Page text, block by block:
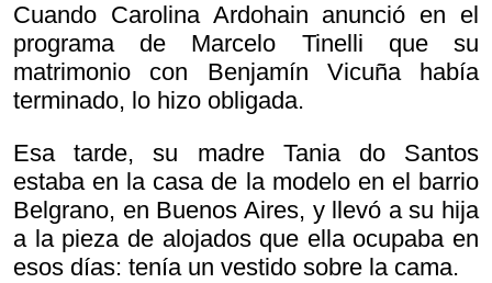
Cuando Carolina Ardohain anunció en el
programa de Marcelo Tinelli que su
matrimonio con Benjamín Vicuña había
terminado, lo hizo obligada.
Esa tarde, su madre Tania do Santos
estaba en la casa de la modelo en el barrio
Belgrano, en Buenos Aires, y llevó a su hija
a la pieza de alojados que ella ocupaba en
esos días: tenía un vestido sobre la cama.